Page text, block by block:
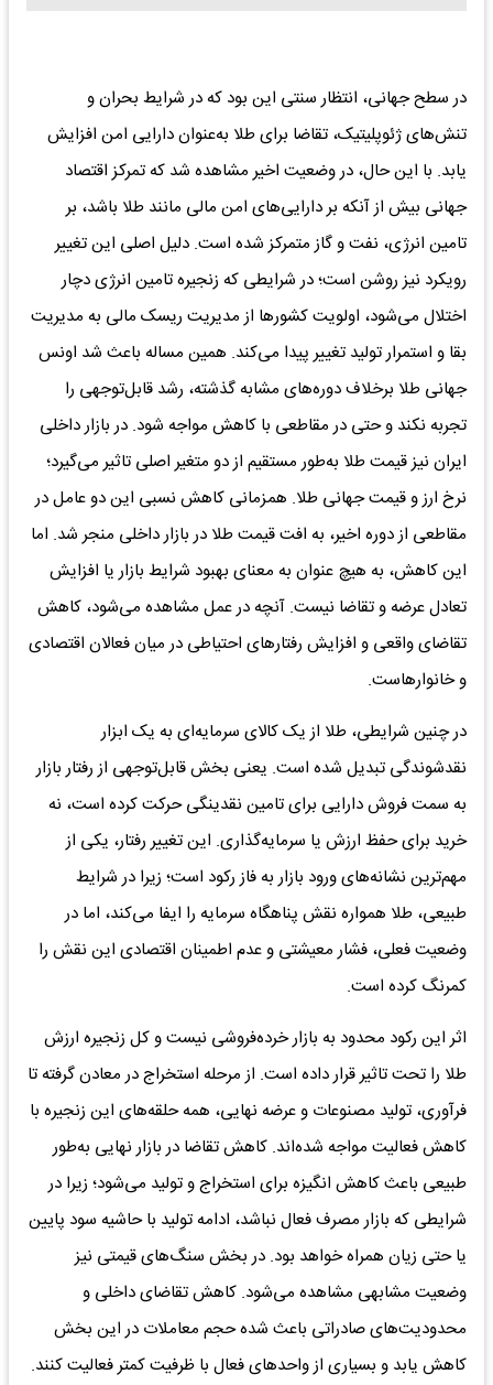
در سطح جهانی، انتظار سنتی این بود که در شرایط بحران و
تنش‌های ژئوپلیتیک، تقاضا برای طلا به‌عنوان دارایی امن افزایش
یابد. با این حال، در وضعیت اخیر مشاهده شد که تمرکز اقتصاد
جهانی بیش از آنکه بر دارایی‌های امن مالی مانند طلا باشد، بر
تامین انرژی، نفت و گاز متمرکز شده است. دلیل اصلی این تغییر
رویکرد نیز روشن است؛ در شرایطی که زنجیره تامین انرژی دچار
اختلال می‌شود، اولویت کشورها از مدیریت ریسک مالی به مدیریت
بقا و استمرار تولید تغییر پیدا می‌کند. همین مساله باعث شد اونس
جهانی طلا برخلاف دوره‌های مشابه گذشته، رشد قابل‌توجهی را
تجربه نکند و حتی در مقاطعی با کاهش مواجه شود. در بازار داخلی
ایران نیز قیمت طلا به‌طور مستقیم از دو متغیر اصلی تاثیر می‌گیرد؛
نرخ ارز و قیمت جهانی طلا. همزمانی کاهش نسبی این دو عامل در
مقاطعی از دوره اخیر، به افت قیمت طلا در بازار داخلی منجر شد. اما
این کاهش، به هیچ عنوان به معنای بهبود شرایط بازار یا افزایش
تعادل عرضه و تقاضا نیست. آنچه در عمل مشاهده می‌شود، کاهش
تقاضای واقعی و افزایش رفتارهای احتیاطی در میان فعالان اقتصادی
و خانوارهاست.
در چنین شرایطی، طلا از یک کالای سرمایه‌ای به یک ابزار
نقدشوندگی تبدیل شده است. یعنی بخش قابل‌توجهی از رفتار بازار
به سمت فروش دارایی برای تامین نقدینگی حرکت کرده است، نه
خرید برای حفظ ارزش یا سرمایه‌گذاری. این تغییر رفتار، یکی از
مهم‌ترین نشانه‌های ورود بازار به فاز رکود است؛ زیرا در شرایط
طبیعی، طلا همواره نقش پناهگاه سرمایه را ایفا می‌کند، اما در
وضعیت فعلی، فشار معیشتی و عدم اطمینان اقتصادی این نقش را
کمرنگ کرده است.
اثر این رکود محدود به بازار خرده‌فروشی نیست و کل زنجیره ارزش
طلا را تحت تاثیر قرار داده است. از مرحله استخراج در معادن گرفته تا
فرآوری، تولید مصنوعات و عرضه نهایی، همه حلقه‌های این زنجیره با
کاهش فعالیت مواجه شده‌اند. کاهش تقاضا در بازار نهایی به‌طور
طبیعی باعث کاهش انگیزه برای استخراج و تولید می‌شود؛ زیرا در
شرایطی که بازار مصرف فعال نباشد، ادامه تولید با حاشیه سود پایین
یا حتی زیان همراه خواهد بود. در بخش سنگ‌های قیمتی نیز
وضعیت مشابهی مشاهده می‌شود. کاهش تقاضای داخلی و
محدودیت‌های صادراتی باعث شده حجم معاملات در این بخش
کاهش یابد و بسیاری از واحدهای فعال با ظرفیت کمتر فعالیت کنند.